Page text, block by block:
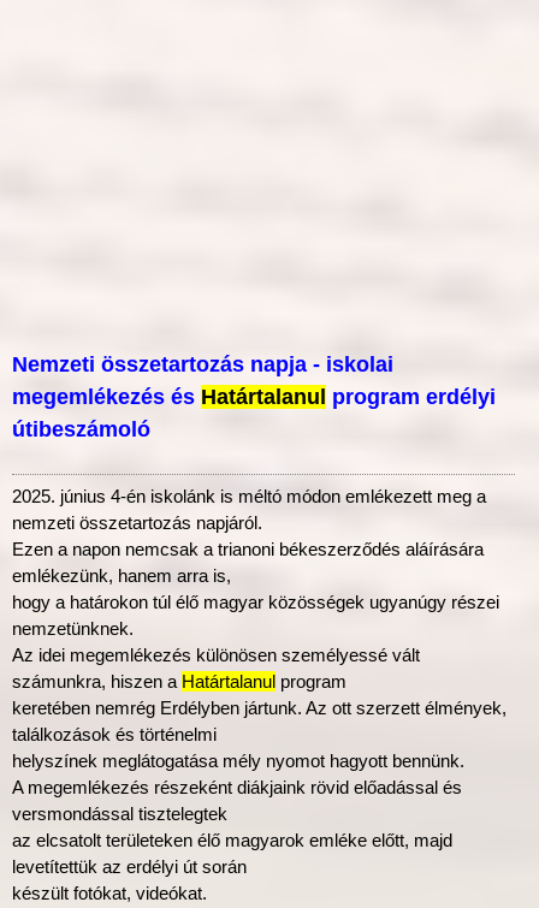
Nemzeti összetartozás napja - iskolai
megemlékezés és Határtalanul program erdélyi
útibeszámoló
2025. június 4-én iskolánk is méltó módon emlékezett meg a
nemzeti összetartozás napjáról.
Ezen a napon nemcsak a trianoni békeszerződés aláírására
emlékezünk, hanem arra is,
hogy a határokon túl élő magyar közösségek ugyanúgy részei
nemzetünknek.
Az idei megemlékezés különösen személyessé vált
számunkra, hiszen a Határtalanul program
keretében nemrég Erdélyben jártunk. Az ott szerzett élmények,
találkozások és történelmi
helyszínek meglátogatása mély nyomot hagyott bennünk.
A megemlékezés részeként diákjaink rövid előadással és
versmondással tisztelegtek
az elcsatolt területeken élő magyarok emléke előtt, majd
levetítettük az erdélyi út során
készült fotókat, videókat.